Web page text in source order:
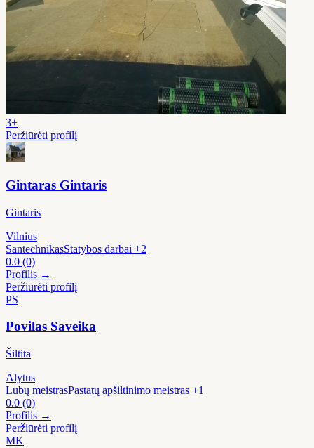
3+
Peržiūrėti profilį
Gintaras Gintaris
Gintaris
Vilnius
SantechnikasStatybos darbai +2
0.0 (0)
Profilis →
Peržiūrėti profilį
PS
Povilas Saveika
Šiltita
Alytus
Lubų meistrasPastatų apšiltinimo meistras +1
0.0 (0)
Profilis →
Peržiūrėti profilį
MK